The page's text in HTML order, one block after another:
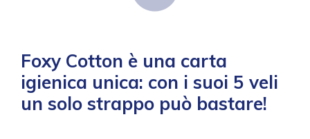
Foxy Cotton è una carta
igienica unica: con i suoi 5 veli
un solo strappo può bastare!